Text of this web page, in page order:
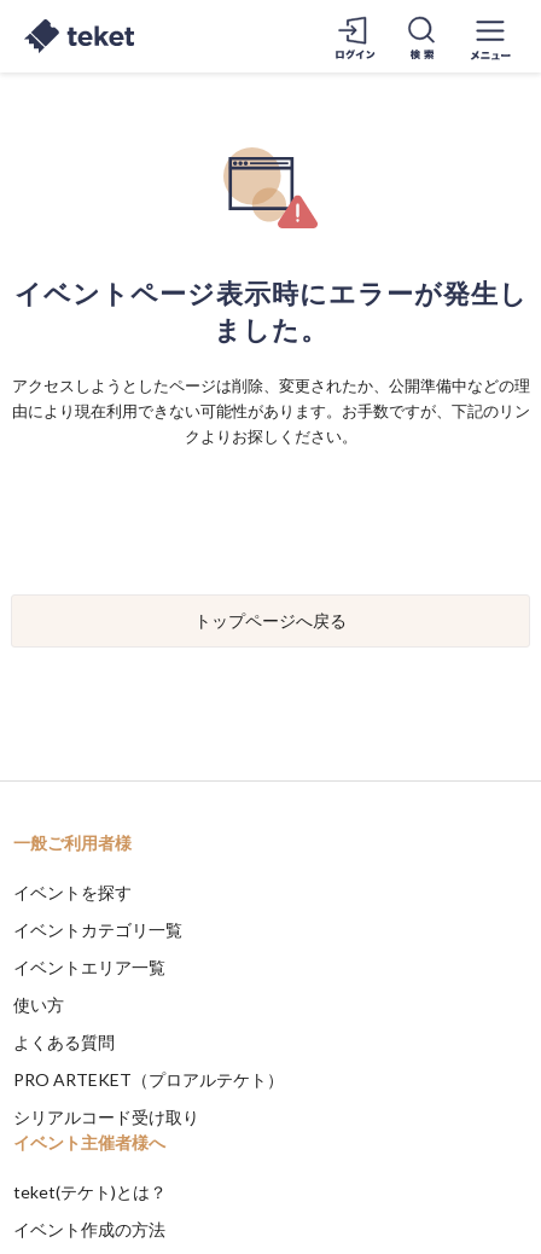
イベントページ表示時にエラーが発生し
ました。
アクセスしようとしたページは削除、変更されたか、公開準備中などの理
由により現在利用できない可能性があります。お手数ですが、下記のリン
クよりお探しください。
トップページへ戻る
一般ご利用者様
イベントを探す
イベントカテゴリ一覧
イベントエリア一覧
使い方
よくある質問
PRO ARTEKET（プロアルテケト）
シリアルコード受け取り
イベント主催者様へ
teket(テケト)とは？
イベント作成の方法